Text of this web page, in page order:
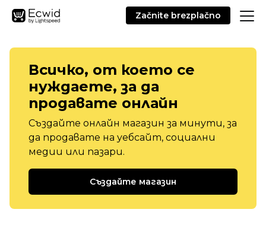
Začnite brezplačno
Всичко, от което се
нуждаете, за да
продавате онлайн
Създайте онлайн магазин за минути, за
да продавате на уебсайт, социални
медии или пазари.
Създайте магазин